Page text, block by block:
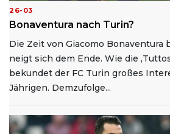
26-03
Bonaventura nach Turin?
Die Zeit von Giacomo Bonaventura
neigt sich dem Ende. Wie die
bekundet der FC Turin großes
Jährigen. Demzufolge...